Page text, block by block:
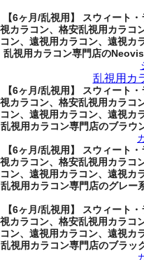
【6ヶ月/乱視用】 スウィート
視カラコン、格安乱視用カラコ
コン、遠視用カラコン、遠視カ
乱視用カラコン専門店の
乱視用カ
【6ヶ月/乱視用】 スウィート
視カラコン、格安乱視用カラコ
コン、遠視用カラコン、遠視カ
乱視用カラコン専門店のブラウ
【6ヶ月/乱視用】 スウィート
視カラコン、格安乱視用カラコ
コン、遠視用カラコン、遠視カ
乱視用カラコン専門店のグレー
【6ヶ月/乱視用】 スウィート
視カラコン、格安乱視用カラコ
コン、遠視用カラコン、遠視カ
乱視用カラコン専門店のブラッ